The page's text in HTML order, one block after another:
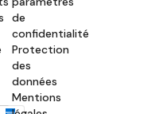
de
confidentialité
Protection
des
données
Mentions